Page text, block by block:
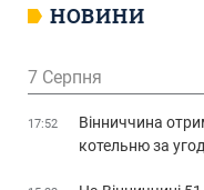
НОВИНИ
7 Серпня
17:52
Вінниччина
котельню за